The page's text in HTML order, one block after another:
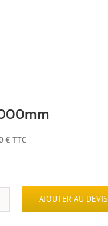
€ TTC
AJOUTER AU DEVIS